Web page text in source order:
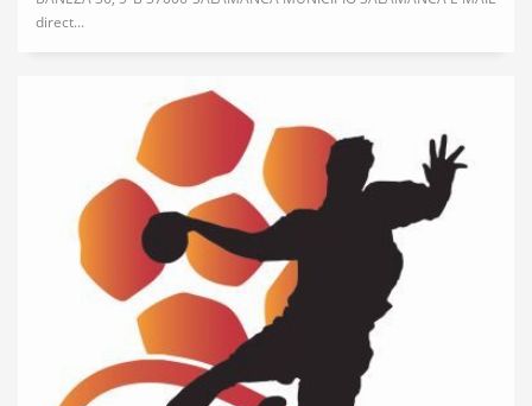
direct...